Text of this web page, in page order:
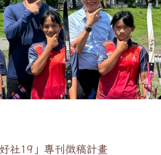
社19」專刊徵稿計畫